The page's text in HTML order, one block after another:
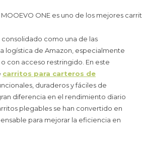
ONE es uno de los mejores
consolidado como una de las
logística de Amazon, especialmente
con acceso restringido. En este
carritos para carteros de
duraderos y fáciles de
diferencia en el rendimiento diario
plegables se han convertido en
para mejorar la eficiencia en